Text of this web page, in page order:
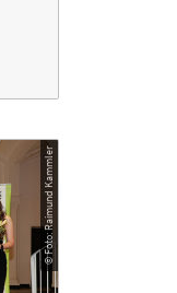
© Foto: Raimund Kammler